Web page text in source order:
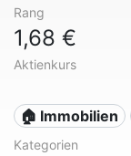
Rang
1,68 €
Aktienkurs
🏠 Immobilien
Kategorien